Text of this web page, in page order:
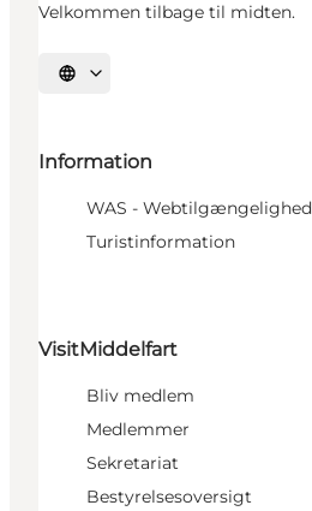
Velkommen tilbage til midten.
Vælg sprog
Information
WAS - Webtilgængelighed
Turistinformation
VisitMiddelfart
Bliv medlem
Medlemmer
Sekretariat
Bestyrelsesoversigt